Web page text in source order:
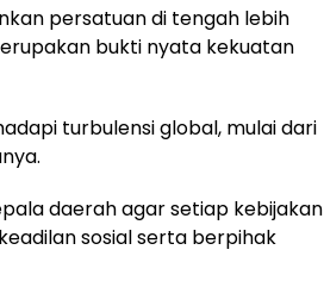
persatuan di tengah lebih
bukti nyata kekuatan
turbulensi global, mulai dari
daerah agar setiap kebijakan
sosial serta berpihak